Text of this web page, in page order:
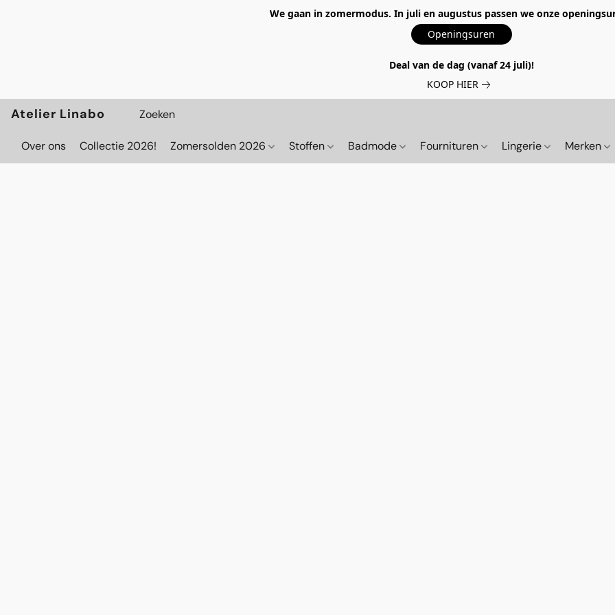
We gaan in zomermodus. In juli en augustus passen we onze
Openingsuren
Deal van de dag (vanaf 24 juli)!
KOOP HIER
Atelier Linabo
Over ons Collectie 2026! Zomersolden 2026 Stoffen Badmode Fournituren Lingerie Merken